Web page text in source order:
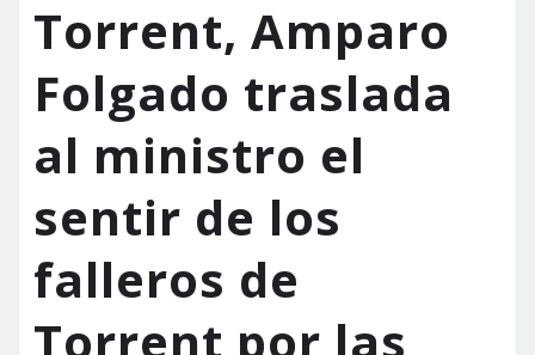
Torrent, Amparo
Folgado traslada
al ministro el
sentir de los
falleros de
Torrent por las